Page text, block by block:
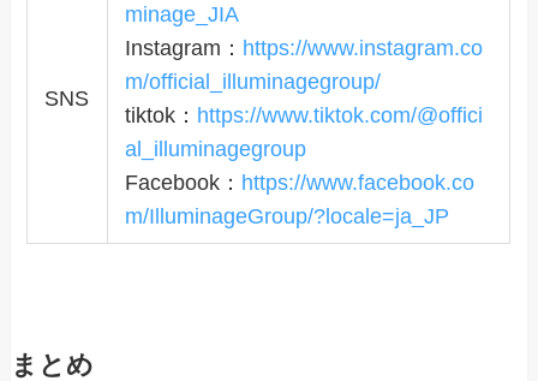
SNS
minage_JIA
Instagram： https://www.instagram.co
m/official_illuminagegroup/
tiktok： https://www.tiktok.com/@offici
al_illuminagegroup
Facebook： https://www.facebook.co
m/IlluminageGroup/?locale=ja_JP
まとめ